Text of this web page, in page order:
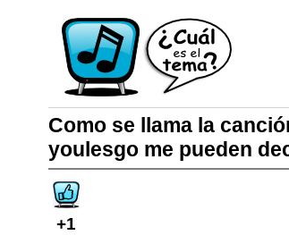
Como se llama la
youlesgo me pueden
+1